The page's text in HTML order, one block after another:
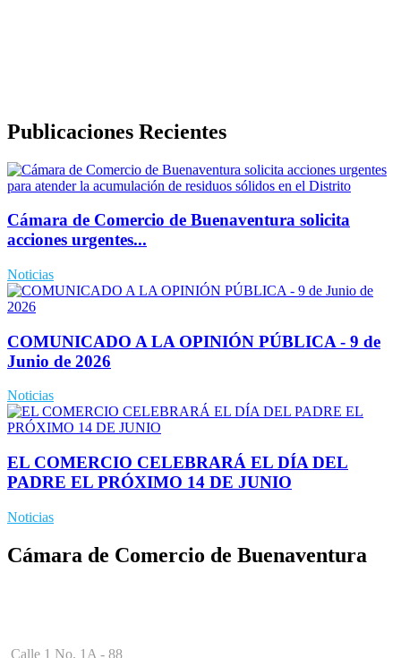
Publicaciones Recientes
Cámara de Comercio de Buenaventura solicita
acciones urgentes...
Noticias
COMUNICADO A LA OPINIÓN PÚBLICA - 9 de
Junio de 2026
Noticias
EL COMERCIO CELEBRARÁ EL DÍA DEL
PADRE EL PRÓXIMO 14 DE JUNIO
Noticias
Cámara de Comercio de Buenaventura
Calle 1 No. 1A - 88